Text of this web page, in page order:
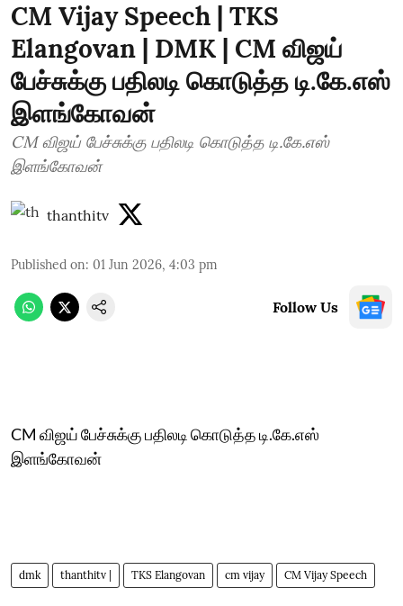
CM Vijay Speech | TKS
Elangovan | DMK | CM விஜய்
பேச்சுக்கு பதிலடி கொடுத்த டி.கே.எஸ்
இளங்கோவன்
CM விஜய் பேச்சுக்கு பதிலடி கொடுத்த டி.கே.எஸ்
இளங்கோவன்
thanthitv
Published on: 01 Jun 2026, 4:03 pm
Follow Us
CM விஜய் பேச்சுக்கு பதிலடி கொடுத்த டி.கே.எஸ்
இளங்கோவன்
dmk thanthitv | TKS Elangovan cm vijay CM Vijay Speech